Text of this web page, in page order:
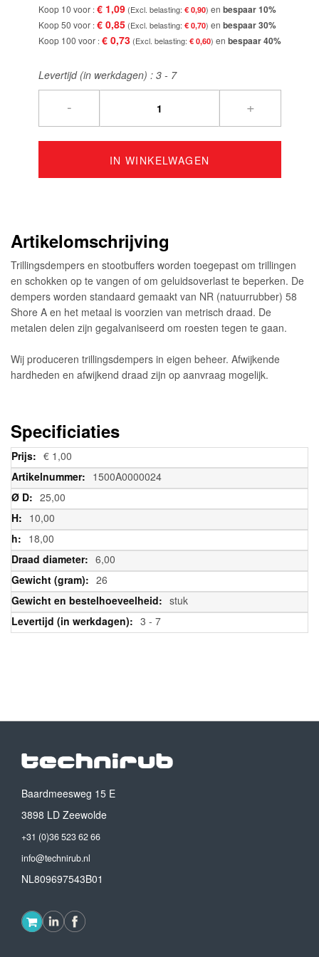
Koop 10 voor € 1,09 € 0,90 en bespaar10%
Koop 50 voor € 0,85 € 0,70 en bespaar30%
Koop 100 voor € 0,73 € 0,60 en bespaar40%
Levertijd (in werkdagen) : 3 - 7
- +
IN WINKELWAGEN
Artikelomschrijving
Trillingsdempers en stootbuffers worden toegepast om trillingen
en schokken op te vangen of om geluidsoverlast te beperken. De
dempers worden standaard gemaakt van NR (natuurrubber) 58
Shore A en het metaal is voorzien van metrisch draad. De
metalen delen zijn gegalvaniseerd om roesten tegen te gaan.
Wij produceren trillingsdempers in eigen beheer. Afwijkende
hardheden en afwijkend draad zijn op aanvraag mogelijk.
Specificiaties
Meer
informatie
€ 1,00
1500A0000024
25,00
10,00
18,00
6,00
26
stuk
3 - 7
Baardmeesweg 15 E
3898 LD Zeewolde
+31 (0)36 523 62 66
info@technirub.nl
NL809697543B01